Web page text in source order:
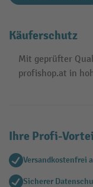
Käuferschutz
Mit geprüfter
profishop.at in
Ihre Profi-
Versandkostenfrei
Sicherer